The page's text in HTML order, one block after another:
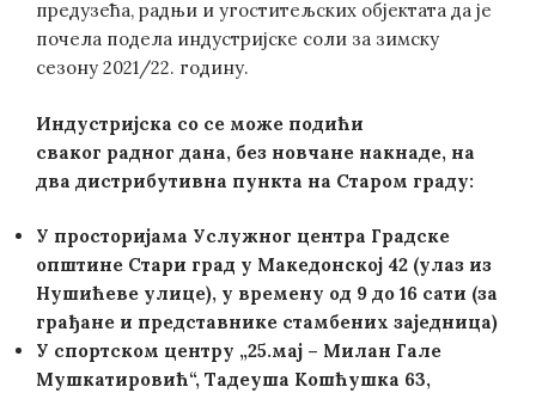
предузећа, радњи и угоститељских објектата да је
почела подела индустријске соли за зимску
сезону 2021/22. годину.
Индустријска со се може подићи
сваког радног дана, без новчане накнаде, на
два дистрибутивна пункта на Старом граду:
У просторијама Услужног центра Градске
општине Стари град у Македонској 42 (улаз из
Нушићеве улице), у времену од 9 до 16 сати (за
грађане и представнике стамбених заједница)
У спортском центру „25.мај – Милан Гале
Мушкатировић“, Тадеуша Кошћушка 63,